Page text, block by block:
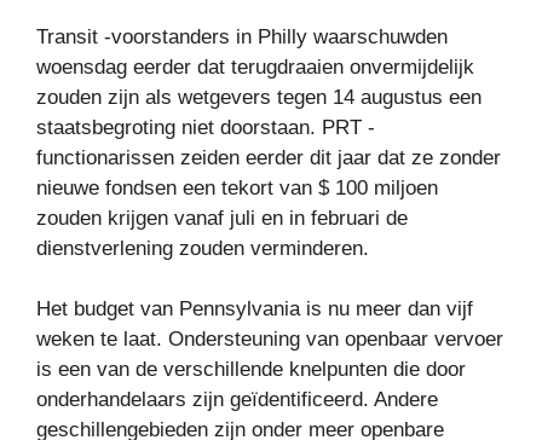
Transit -voorstanders in Philly waarschuwden
woensdag eerder dat terugdraaien onvermijdelijk
zouden zijn als wetgevers tegen 14 augustus een
staatsbegroting niet doorstaan. PRT -
functionarissen zeiden eerder dit jaar dat ze zonder
nieuwe fondsen een tekort van $ 100 miljoen
zouden krijgen vanaf juli en in februari de
dienstverlening zouden verminderen.
Het budget van Pennsylvania is nu meer dan vijf
weken te laat. Ondersteuning van openbaar vervoer
is een van de verschillende knelpunten die door
onderhandelaars zijn geïdentificeerd. Andere
geschillengebieden zijn onder meer openbare